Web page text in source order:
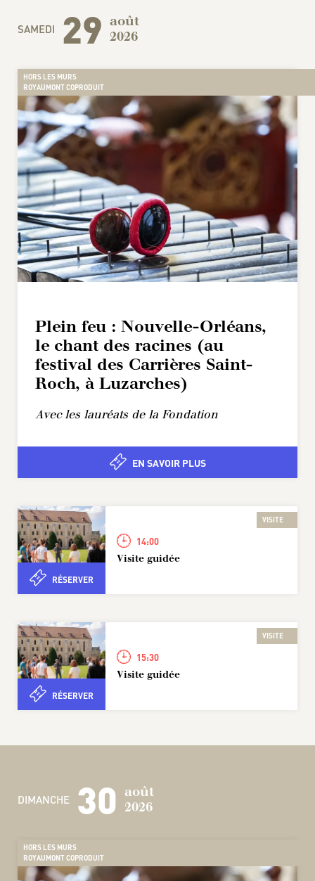
SAMEDI 29 août
2026
HORS LES MURS
ROYAUMONT COPRODUIT
Plein feu : Nouvelle-Orléans,
le chant des racines (au
festival des Carrières Saint-
Roch, à Luzarches)
Avec les lauréats de la Fondation
EN SAVOIR PLUS
RÉSERVER
14:00
VISITE
Visite guidée
RÉSERVER
15:30
VISITE
Visite guidée
DIMANCHE 30 août
2026
HORS LES MURS
ROYAUMONT COPRODUIT